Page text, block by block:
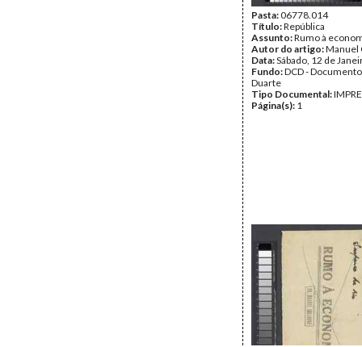
Pasta:06778.014
Título:República
Assunto:Rumo à
Autor do artigo:Manuel
Data:Sábado, 12 de
Fundo:DCD -
Duarte
Tipo Documental:
Página(s): 1